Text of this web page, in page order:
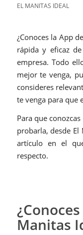
EL MANITAS IDEAL
¿Conoces la App
rápida y eficaz
empresa. Todo
mejor te venga,
consideres
te venga para que
Para que
probarla, desde El
artículo en el
respecto.
Manitas